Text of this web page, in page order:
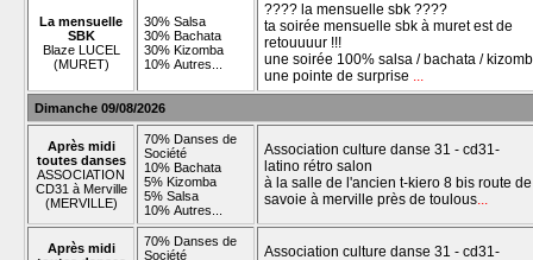
La mensuelle
SBK
Blaze LUCEL
(MURET)
30% Salsa
30% Bachata
30% Kizomba
10% Autres...
???? la mensuelle sbk ????
ta soirée mensuelle sbk à muret est de
retouuuur !!!
une soirée 100% salsa / bachata /
une pointe de surprise ...
Dimanche 09/08/2026
Après midi
toutes danses
ASSOCIATION
CD31 à Merville
(MERVILLE)
70% Danses de
Société
10% Bachata
5% Kizomba
5% Salsa
10% Autres...
Association culture danse 31 - cd31-
latino rétro salon
à la salle de l'ancien t-kiero 8 bis route de
savoie à merville près de toulous...
Après midi
70% Danses de
Société
Association culture danse 31 - cd31-